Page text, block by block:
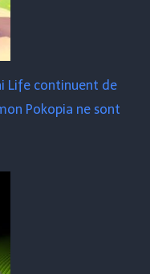
Life continuent de
Pokopia ne sont